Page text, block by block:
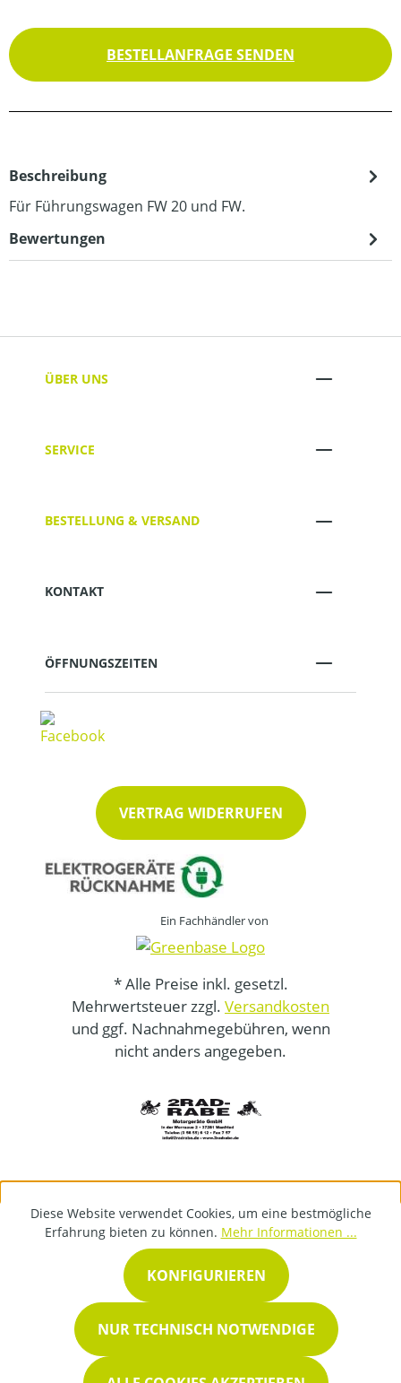
BESTELLANFRAGE SENDEN
Beschreibung
Für Führungswagen FW 20 und FW.
Bewertungen
ÜBER UNS
SERVICE
BESTELLUNG & VERSAND
KONTAKT
ÖFFNUNGSZEITEN
VERTRAG WIDERRUFEN
Ein Fachhändler von
* Alle Preise inkl. gesetzl.
Mehrwertsteuer zzgl. Versandkosten
und ggf. Nachnahmegebühren, wenn
nicht anders angegeben.
Diese Website verwendet Cookies, um eine bestmögliche
Erfahrung bieten zu können. Mehr Informationen ...
NUR TECHNISCH NOTWENDIGE
KONFIGURIEREN